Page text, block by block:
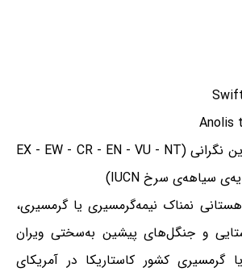
Anolis
گونه‌ی با کم‌ترین نگرانی (EX - EW - CR - EN - VU - NT
نمناک نیمه‌گرمسیری یا گرمسیری،
و جنگل‌های پیشین به‌سختی ویران
گرمسیری کشور کاستاریکا در آمریکای